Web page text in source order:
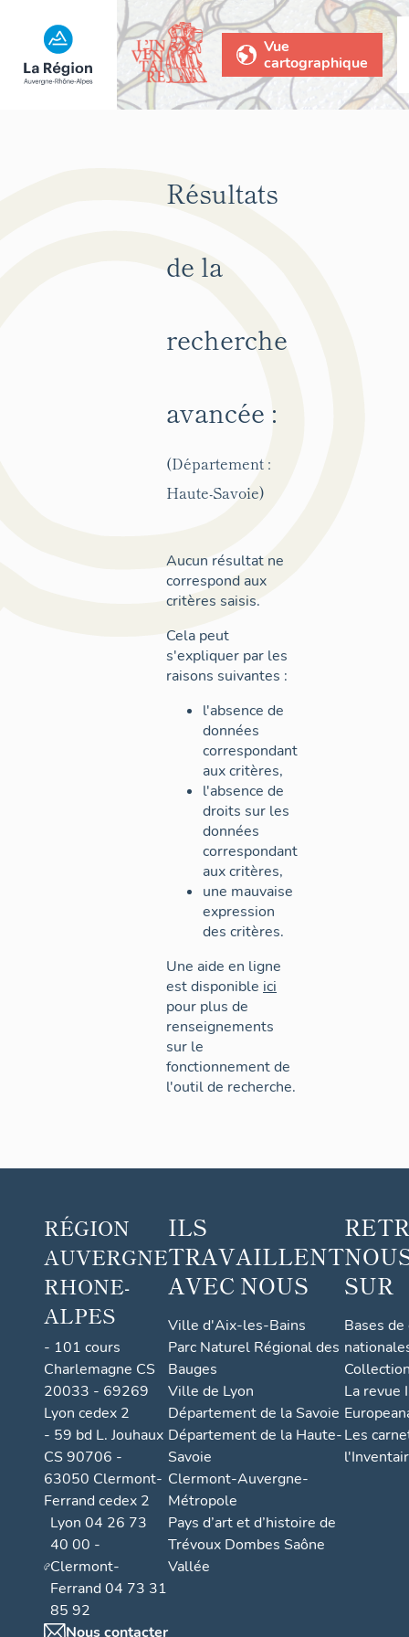
Vue
cartographique
Résultats
de la
recherche
avancée :
(Département :
Haute-Savoie)
Aucun résultat ne
correspond aux
critères saisis.
Cela peut
s'expliquer par les
raisons suivantes :
l'absence de
données
correspondant
aux critères,
l'absence de
droits sur les
données
correspondant
aux critères,
une mauvaise
expression
des critères.
Une aide en ligne
est disponible ici
pour plus de
renseignements
sur le
fonctionnement de
l'outil de recherche.
RÉGION
AUVERGNE
RHONE-
ALPES
- 101 cours
Charlemagne CS
20033 - 69269
Lyon cedex 2
- 59 bd L. Jouhaux
CS 90706 -
63050 Clermont-
Ferrand cedex 2
Lyon 04 26 73
40 00 -
Clermont-
Ferrand 04 73 31
85 92
Nous contacter
ILS
TRAVAILLENT
AVEC NOUS
Ville d'Aix-les-Bains
Parc Naturel Régional des
Bauges
Ville de Lyon
Département de la Savoie
Département de la Haute-
Savoie
Clermont-Auvergne-
Métropole
Pays d’art et d’histoire de
Trévoux Dombes Saône
Vallée
SUR
Bases
La revue
Les